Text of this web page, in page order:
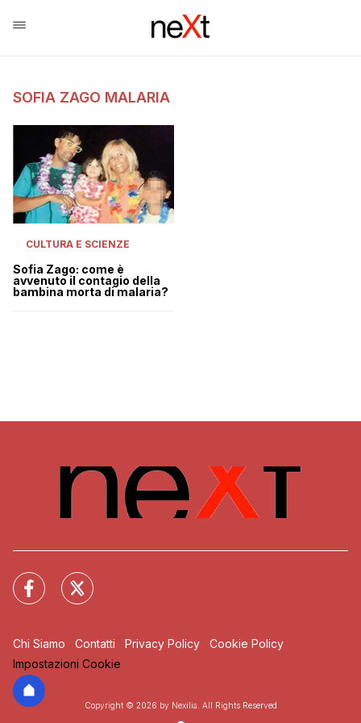
SOFIA ZAGO MALARIA
CULTURA E SCIENZE
Sofia Zago: come è
avvenuto il contagio della
bambina morta di malaria?
Chi Siamo Contatti Privacy Policy
Cookie Policy
Impostazioni Cookie
Copyright © 2026 by Nexilia. All Rights Reserved